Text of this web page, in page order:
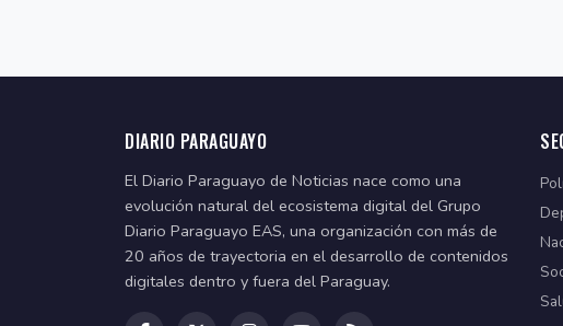
DIARIO PARAGUAYO
El Diario Paraguayo de Noticias nace como una
evolución natural del ecosistema digital del Grupo
Diario Paraguayo EAS, una organización con más de
20 años de trayectoria en el desarrollo de contenidos
digitales dentro y fuera del Paraguay.